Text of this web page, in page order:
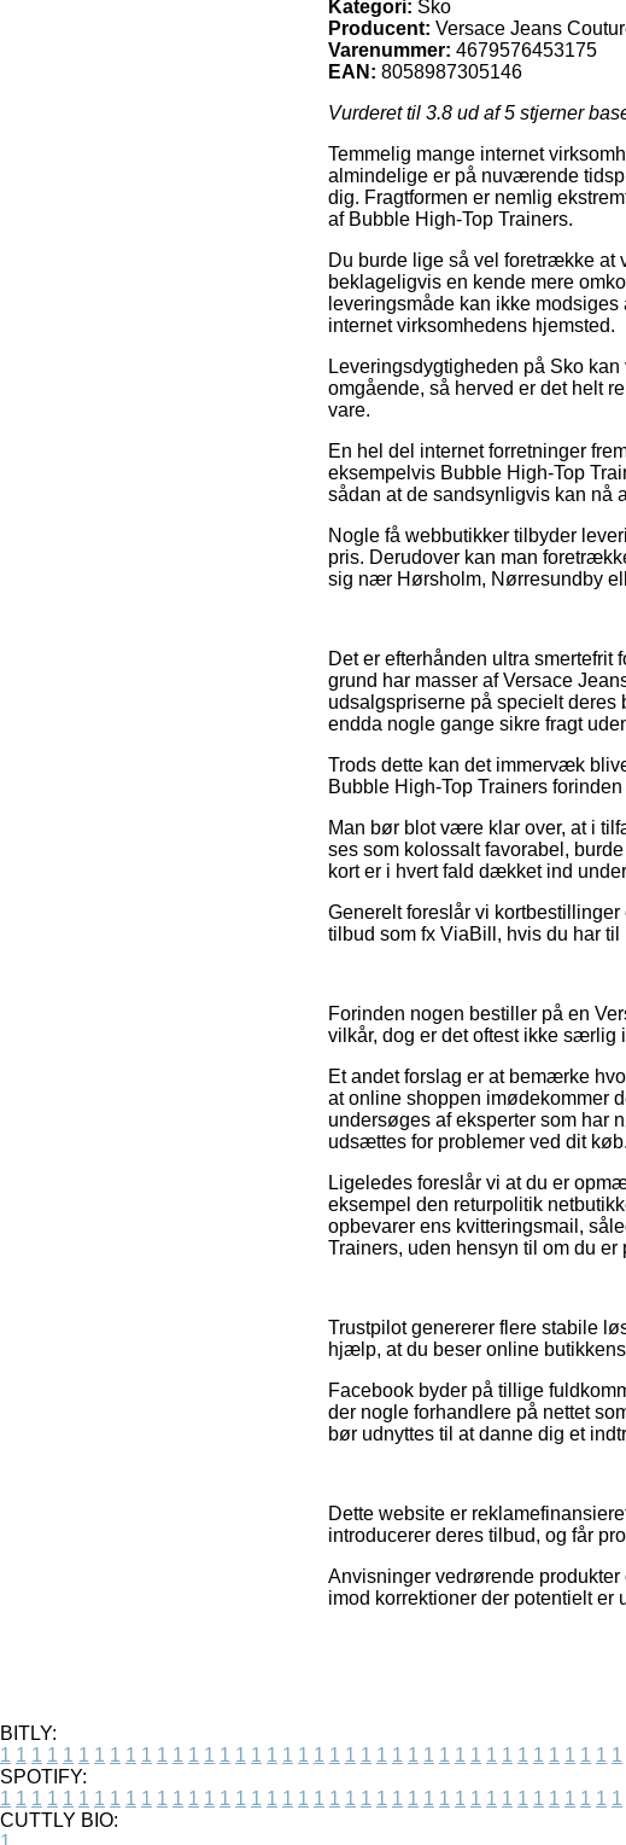
Kategori: Sko
Producent: Versace Jeans
Varenummer: 4679576453175
EAN: 8058987305146
Vurderet til 3.8 ud af 5 stjerner
Temmelig mange internet
almindelige er på nuværende
dig. Fragtformen er nemlig
af Bubble High-Top Trainers.
Du burde lige så vel foretrække at
beklageligvis en kende mere
leveringsmåde kan ikke
internet virksomhedens hjemsted.
Leveringsdygtigheden på Sko
omgående, så herved er det helt
vare.
En hel del internet forretninger
eksempelvis Bubble High-Top
sådan at de sandsynligvis kan nå
Nogle få webbutikker tilbyder
pris. Derudover kan man
sig nær Hørsholm, Nørresundby
Det er efterhånden ultra smertefrit
grund har masser af Versace
udsalgspriserne på specielt deres
endda nogle gange sikre fragt
Trods dette kan det immervæk
Bubble High-Top Trainers
Man bør blot være klar over, at i
ses som kolossalt favorabel,
kort er i hvert fald dækket ind
Generelt foreslår vi
tilbud som fx ViaBill, hvis du har
Forinden nogen bestiller på en
vilkår, dog er det oftest ikke særlig
Et andet forslag er at bemærke
at online shoppen imødekommer
undersøges af eksperter som har
udsættes for problemer ved dit køb.
Ligeledes foreslår vi at du er
eksempel den returpolitik
opbevarer ens kvitteringsmail,
Trainers, uden hensyn til om du
Trustpilot genererer flere stabile
hjælp, at du beser online
Facebook byder på tillige
der nogle forhandlere på nettet
bør udnyttes til at danne dig et
Dette website er
introducerer deres tilbud, og får
Anvisninger vedrørende
imod korrektioner der potentielt er
BITLY:
1 1 1 1 1 1 1 1 1 1 1 1 1 1 1 1 1 1 1 1 1 1 1 1 1 1 1 1 1 1 1 1 1 1 1 1 1 1 1 1
SPOTIFY:
1 1 1 1 1 1 1 1 1 1 1 1 1 1 1 1 1 1 1 1 1 1 1 1 1 1 1 1 1 1 1 1 1 1 1 1 1 1 1 1
CUTTLY BIO: